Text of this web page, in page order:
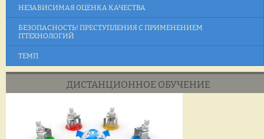
НЕЗАВИСИМАЯ ОЦЕНКА КАЧЕСТВА
БЕЗОПАСНОСТЬ! ПРЕСТУПЛЕНИЯ С ПРИМЕНЕНИЕМ
ITТЕХНОЛОГИЙ
ТЕМП
ДИСТАНЦИОННОЕ ОБУЧЕНИЕ